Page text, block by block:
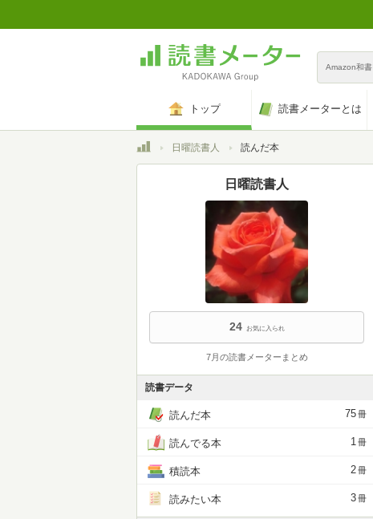
Amazon和書
トップ 読書メーターとは
トップ日曜読書人 読んだ本
日曜読書人
24 お気に入られ
7月の読書メーターまとめ
読書データ
読んだ本 75冊
読んでる本 1冊
積読本 2冊
読みたい本 3冊